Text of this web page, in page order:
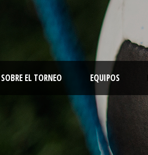
SOBRE EL TORNEO EQUIPOS